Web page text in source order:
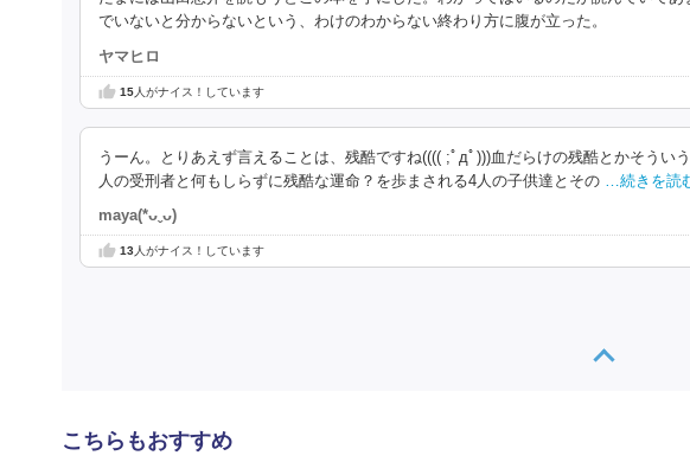
でいないと分からないという、わけのわからない終わり方に腹が立った。
ヤマヒロ
15人がナイス！しています
うーん。とりあえず言えることは、残酷ですね(((( ;ﾟдﾟ)))血だらけの残酷とかそう
人の受刑者と何もしらずに残酷な運命？を歩まされる4人の子供達とその …続きを読
maya(*ᴗˬᴗ)
13人がナイス！しています
こちらもおすすめ